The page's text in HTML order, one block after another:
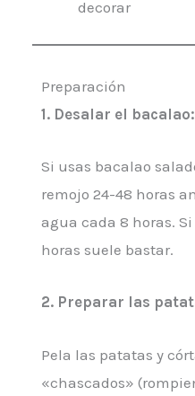
decorar
Preparación
1. Desalar el bacalao:
Si usas bacalao
remojo 24-48 horas
agua cada 8 horas.
horas suele bastar.
2. Preparar las
Pela las patatas y
«chascados»